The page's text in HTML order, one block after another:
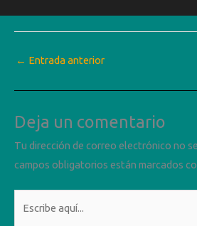
← Entrada anterior
Deja un comentario
Tu dirección de correo electrónico no
campos obligatorios están marcados